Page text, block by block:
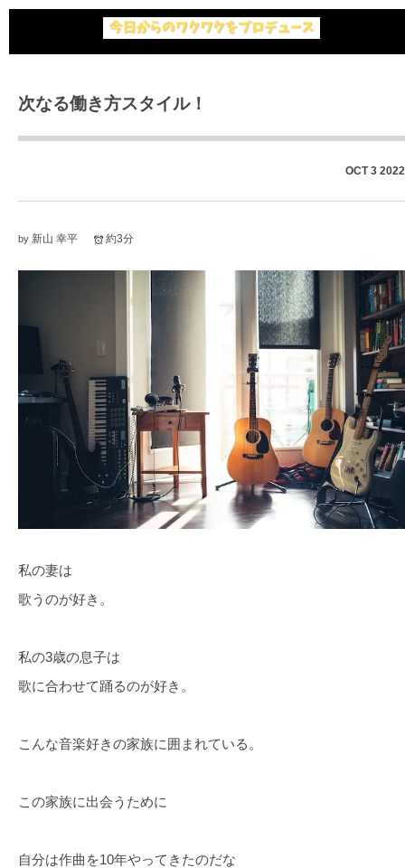
次なる働き方スタイル！
OCT 3 2022
by 新山 幸平 約3分
私の妻は
歌うのが好き。
私の3歳の息子は
歌に合わせて踊るのが好き。
こんな音楽好きの家族に囲まれている。
この家族に出会うために
自分は作曲を10年やってきたのだな